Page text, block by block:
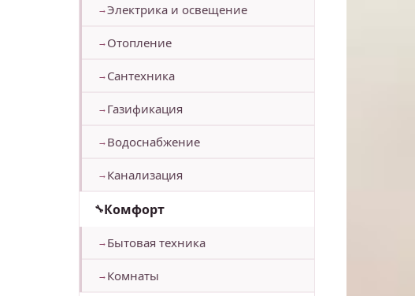
Электрика и освещение
Отопление
Сантехника
Газификация
Водоснабжение
Канализация
Комфорт
Бытовая техника
Комнаты